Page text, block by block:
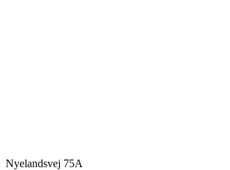
Nyelandsvej 75A